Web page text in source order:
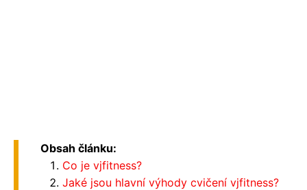
Obsah článku:
Co je vjfitness?
Jaké jsou hlavní výhody cvičení vjfitness?